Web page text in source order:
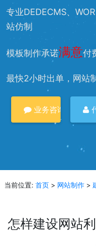
专业DEDECMS、
站仿制
模板制作承诺满意付
最快2小时出单，网站
业务咨询
当前位置: 首页> 网站制作>
怎样建设网站